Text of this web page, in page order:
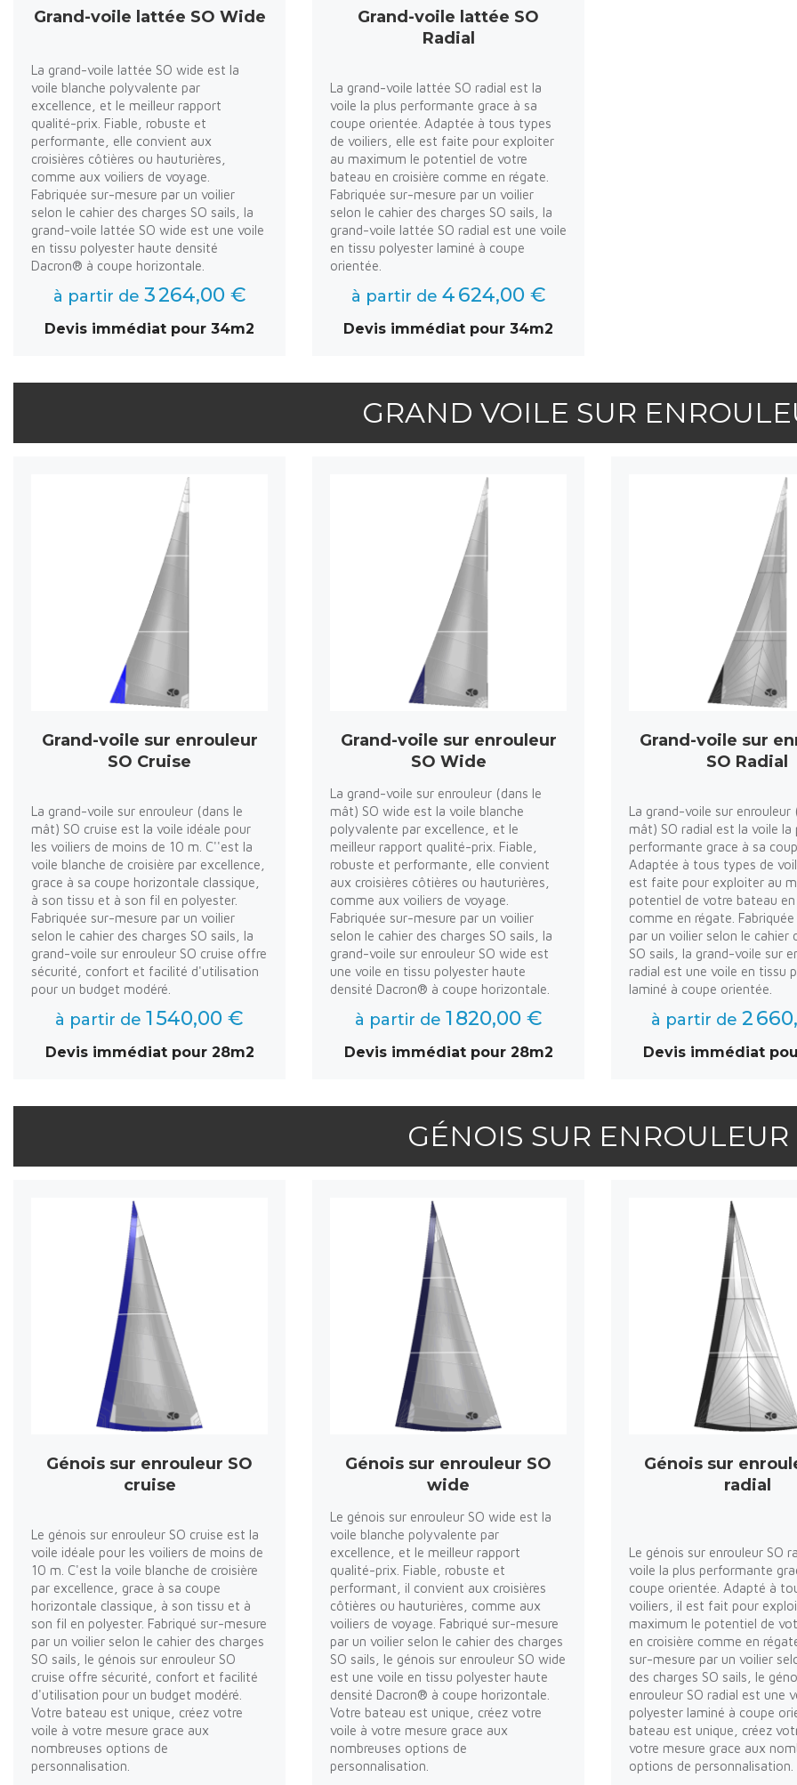
Grand-voile lattée SO Wide
La grand-voile lattée SO wide est la
voile blanche polyvalente par
excellence, et le meilleur rapport
qualité-prix. Fiable, robuste et
performante, elle convient aux
croisières côtières ou hauturières,
comme aux voiliers de voyage.
Fabriquée sur-mesure par un voilier
selon le cahier des charges SO sails, la
grand-voile lattée SO wide est une voile
en tissu polyester haute densité
Dacron® à coupe horizontale.
à partir de 3 264,00 €
Devis immédiat pour 34m2
Grand-voile lattée SO
Radial
La grand-voile lattée SO radial est la
voile la plus performante grace à sa
coupe orientée. Adaptée à tous types
de voiliers, elle est faite pour exploiter
au maximum le potentiel de votre
bateau en croisière comme en régate.
Fabriquée sur-mesure par un voilier
selon le cahier des charges SO sails, la
grand-voile lattée SO radial est une voile
en tissu polyester laminé à coupe
orientée.
à partir de 4 624,00 €
Devis immédiat pour 34m2
GRAND VOILE SUR
Grand-voile sur enrouleur
SO Cruise
La grand-voile sur enrouleur (dans le
mât) SO cruise est la voile idéale pour
les voiliers de moins de 10 m. C''est la
voile blanche de croisière par excellence,
grace à sa coupe horizontale classique,
à son tissu et à son fil en polyester.
Fabriquée sur-mesure par un voilier
selon le cahier des charges SO sails, la
grand-voile sur enrouleur SO cruise offre
sécurité, confort et facilité d'utilisation
pour un budget modéré.
à partir de 1 540,00 €
Devis immédiat pour 28m2
Grand-voile sur enrouleur
SO Wide
La grand-voile sur enrouleur (dans le
mât) SO wide est la voile blanche
polyvalente par excellence, et le
meilleur rapport qualité-prix. Fiable,
robuste et performante, elle convient
aux croisières côtières ou hauturières,
comme aux voiliers de voyage.
Fabriquée sur-mesure par un voilier
selon le cahier des charges SO sails, la
grand-voile sur enrouleur SO wide est
une voile en tissu polyester haute
densité Dacron® à coupe horizontale.
à partir de 1 820,00 €
Devis immédiat pour 28m2
Grand-voile sur
SO Radial
La grand-voile sur enrouleur
mât) SO radial est la voile la
performante grace à sa
Adaptée à tous types de
est faite pour exploiter au
potentiel de votre bateau en
comme en régate.
par un voilier selon le cahier
SO sails, la grand-voile sur
radial est une voile en tissu
laminé à coupe orientée.
à partir de 2
Devis immédiat
GÉNOIS SUR ENROULEUR
Génois sur enrouleur SO
cruise
Le génois sur enrouleur SO cruise est la
voile idéale pour les voiliers de moins de
10 m. C'est la voile blanche de croisière
par excellence, grace à sa coupe
horizontale classique, à son tissu et à
son fil en polyester. Fabriqué sur-mesure
par un voilier selon le cahier des charges
SO sails, le génois sur enrouleur SO
cruise offre sécurité, confort et facilité
d'utilisation pour un budget modéré.
Votre bateau est unique, créez votre
voile à votre mesure grace aux
nombreuses options de
personnalisation.
Génois sur enrouleur SO
wide
Le génois sur enrouleur SO wide est la
voile blanche polyvalente par
excellence, et le meilleur rapport
qualité-prix. Fiable, robuste et
performant, il convient aux croisières
côtières ou hauturières, comme aux
voiliers de voyage. Fabriqué sur-mesure
par un voilier selon le cahier des charges
SO sails, le génois sur enrouleur SO wide
est une voile en tissu polyester haute
densité Dacron® à coupe horizontale.
Votre bateau est unique, créez votre
voile à votre mesure grace aux
nombreuses options de
personnalisation.
Génois sur
radial
Le génois sur enrouleur SO
voile la plus performante
coupe orientée. Adapté à
voiliers, il est fait pour
maximum le potentiel de
en croisière comme en
sur-mesure par un voilier
des charges SO sails, le
enrouleur SO radial est une
polyester laminé à coupe
bateau est unique, créez
votre mesure grace aux
options de personnalisation.